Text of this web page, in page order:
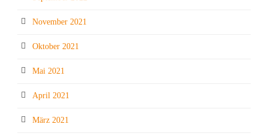
November 2021
Oktober 2021
Mai 2021
April 2021
März 2021